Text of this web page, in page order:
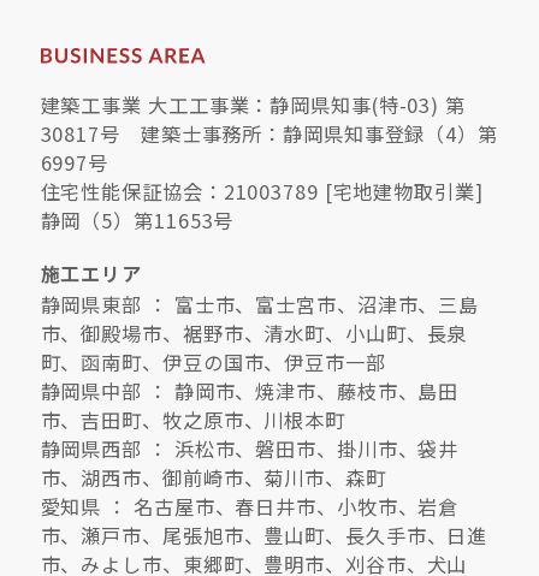
建築工事業 大工工事業：静岡県知事(特-03) 第
30817号 建築士事務所：静岡県知事登録（4）第
6997号
住宅性能保証協会：21003789 [宅地建物取引業]
静岡（5）第11653号
施工エリア
静岡県東部 ： 富士市、富士宮市、沼津市、三島
市、御殿場市、裾野市、清水町、小山町、長泉
町、函南町、伊豆の国市、伊豆市一部
静岡県中部 ： 静岡市、焼津市、藤枝市、島田
市、吉田町、牧之原市、川根本町
静岡県西部 ： 浜松市、磐田市、掛川市、袋井
市、湖西市、御前崎市、菊川市、森町
愛知県 ： 名古屋市、春日井市、小牧市、岩倉
市、瀬戸市、尾張旭市、豊山町、長久手市、日進
市、みよし市、東郷町、豊明市、刈谷市、犬山